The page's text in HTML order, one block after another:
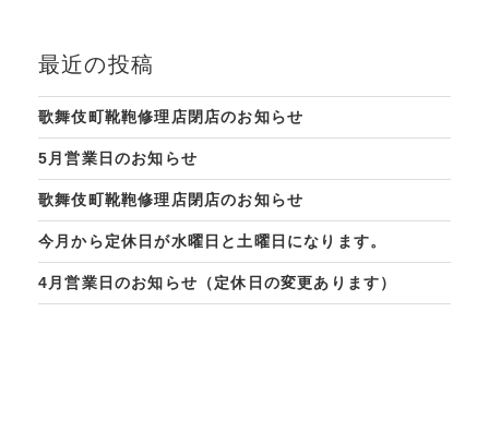
最近の投稿
歌舞伎町靴鞄修理店閉店のお知らせ
5月営業日のお知らせ
歌舞伎町靴鞄修理店閉店のお知らせ
今月から定休日が水曜日と土曜日になります。
4月営業日のお知らせ（定休日の変更あります）